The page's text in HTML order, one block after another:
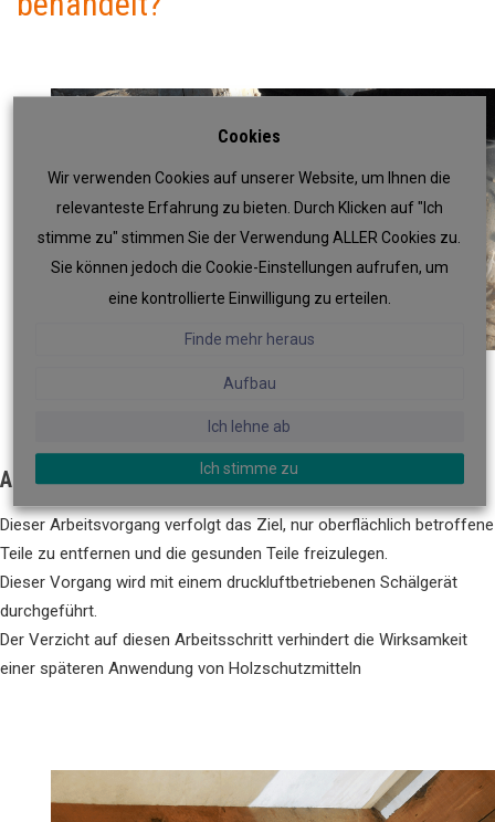
ABBEILEN
Dieser Arbeitsvorgang verfolgt das Ziel, nur oberflächlich betroffene
Teile zu entfernen und die gesunden Teile freizulegen.
Dieser Vorgang wird mit einem druckluftbetriebenen Schälgerät
durchgeführt.
Der Verzicht auf diesen Arbeitsschritt verhindert die Wirksamkeit
einer späteren Anwendung von Holzschutzmitteln
Cookies
Wir verwenden Cookies auf unserer Website, um Ihnen die
relevanteste Erfahrung zu bieten. Durch Klicken auf "Ich
stimme zu" stimmen Sie der Verwendung ALLER Cookies zu.
Sie können jedoch die Cookie-Einstellungen aufrufen, um
eine kontrollierte Einwilligung zu erteilen.
Finde mehr heraus
Aufbau
Ich lehne ab
Ich stimme zu